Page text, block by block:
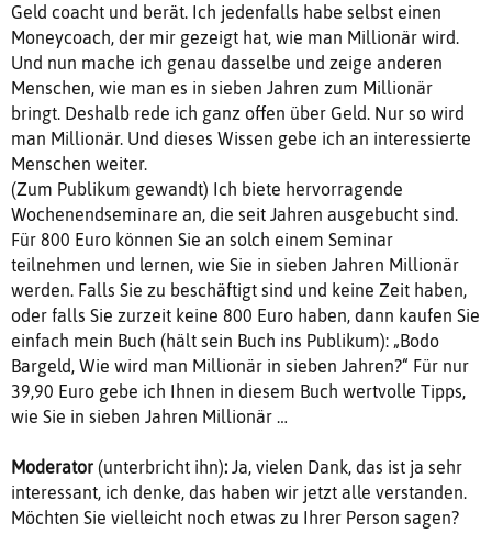
Geld coacht und berät. Ich jedenfalls habe selbst einen
Moneycoach, der mir gezeigt hat, wie man Millionär wird.
Und nun mache ich genau dasselbe und zeige anderen
Menschen, wie man es in sieben Jahren zum Millionär
bringt. Deshalb rede ich ganz offen über Geld. Nur so wird
man Millionär. Und dieses Wissen gebe ich an interessierte
Menschen weiter.
(Zum Publikum gewandt) Ich biete hervorragende
Wochenendseminare an, die seit Jahren ausgebucht sind.
Für 800 Euro können Sie an solch einem Seminar
teilnehmen und lernen, wie Sie in sieben Jahren Millionär
werden. Falls Sie zu beschäftigt sind und keine Zeit haben,
oder falls Sie zurzeit keine 800 Euro haben, dann kaufen Sie
einfach mein Buch (hält sein Buch ins Publikum): „Bodo
Bargeld, Wie wird man Millionär in sieben Jahren?“ Für nur
39,90 Euro gebe ich Ihnen in diesem Buch wertvolle Tipps,
wie Sie in sieben Jahren Millionär …
Moderator (unterbricht ihn): Ja, vielen Dank, das ist ja sehr
interessant, ich denke, das haben wir jetzt alle verstanden.
Möchten Sie vielleicht noch etwas zu Ihrer Person sagen?